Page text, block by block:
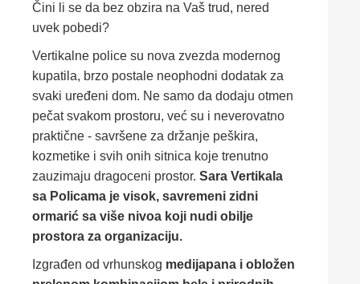
Čini li se da bez obzira na Vaš trud, nered
uvek pobedi?
Vertikalne police su nova zvezda modernog
kupatila, brzo postale neophodni dodatak za
svaki uređeni dom. Ne samo da dodaju otmen
pečat svakom prostoru, već su i neverovatno
praktične - savršene za držanje peškira,
kozmetike i svih onih sitnica koje trenutno
zauzimaju dragoceni prostor. Sara Vertikala
sa Policama je visok, savremeni zidni
ormarić sa više nivoa koji nudi obilje
prostora za organizaciju.
Izgrađen od vrhunskog medijapana i obložen